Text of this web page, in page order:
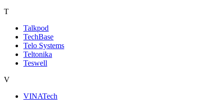
T
Talkpod
TechBase
Telo Systems
Teltonika
Teswell
V
VINATech